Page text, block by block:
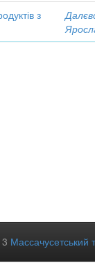
з
Массачусетський